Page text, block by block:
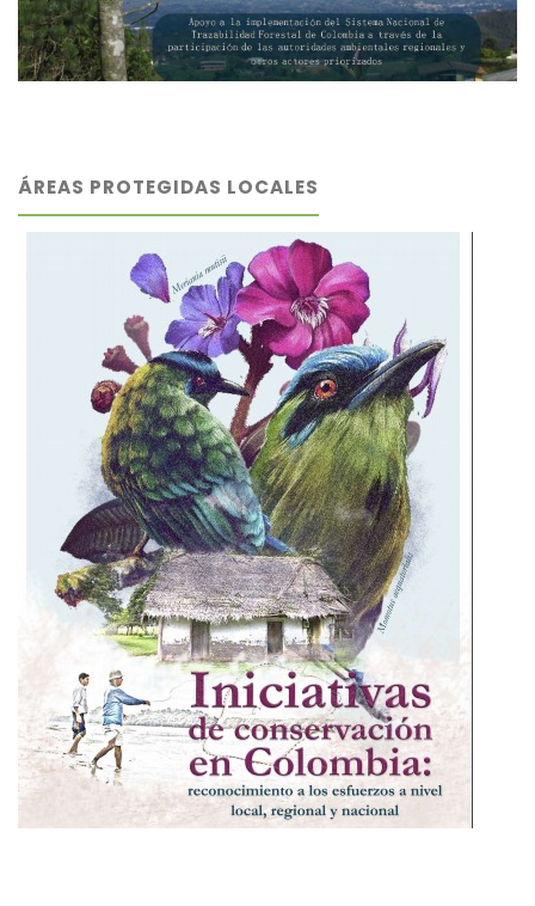
ÁREAS PROTEGIDAS LOCALES